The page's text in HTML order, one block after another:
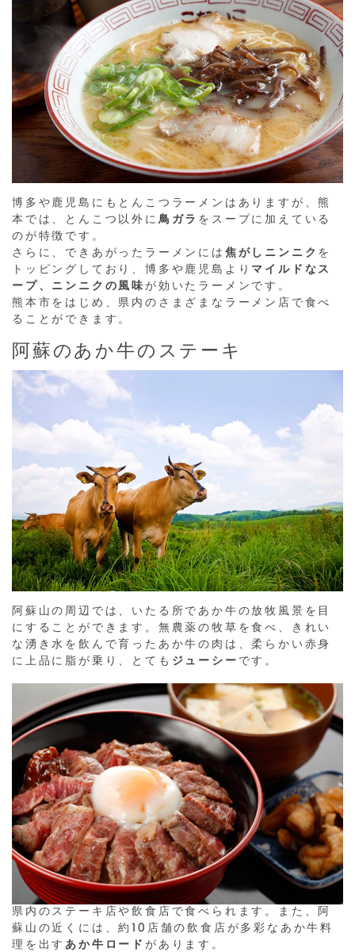
博多や鹿児島にもとんこつラーメンはありますが、熊
本では、とんこつ以外に 鳥ガラ をスープに加えている
のが特徴です。
さらに、できあがったラーメンには 焦がしニンニク を
トッピングしており、博多や鹿児島より マイルドなス
ープ、ニンニクの風味が効いたラーメンです。
熊本市をはじめ、県内のさまざまなラーメン店で食べ
ることができます。
阿蘇のあか牛のステーキ
阿蘇山の周辺では、いたる所であか牛の放牧風景を目
にすることができます。無農薬の牧草を食べ、きれい
な湧き水を飲んで育ったあか牛の肉は、柔らかい赤身
に上品に脂が乗り、とても ジューシー です。
県内のステーキ店や飲食店で食べられます。また、阿
蘇山の近くには、約10店舗の飲食店が多彩なあか牛料
理を出すあか牛ロードがあります。